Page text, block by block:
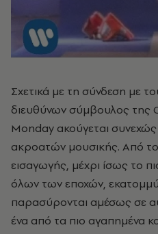
Σχετικά με τη σύνδεση με
διευθύνων σύμβουλος της
Monday ακούγεται
ακροατών μουσικής. Από
εισαγωγής, μέχρι ίσως το
όλων των εποχών,
παρασύρονται αμέσως σε
ένα από τα πιο αγαπημένα